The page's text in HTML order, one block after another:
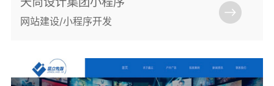
网站建设/小程序开发